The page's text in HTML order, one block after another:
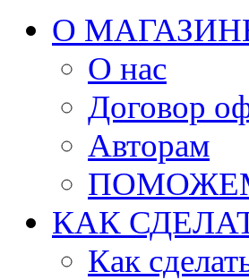
О
О нас
Договор
Авторам
КАК
Как